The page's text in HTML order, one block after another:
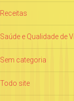
Receitas
Saúde e Qualidade de
Sem categoria
Todo site